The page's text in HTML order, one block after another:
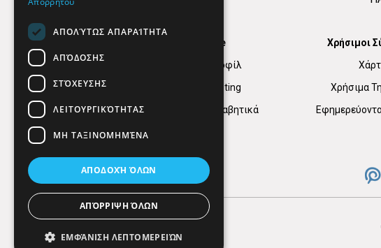
Find Here
Εταιρικό Προφίλ
Digital marketing
Κατηγορίες Αλφαβητικά
Χρήσιμοι
Χρήσιμα
ΑΠΟΛΎΤΩΣ ΑΠΑΡΑΊΤΗΤΑ
ΑΠΌΔΟΣΗΣ
ΣΤΌΧΕΥΣΗΣ
ΛΕΙΤΟΥΡΓΙΚΌΤΗΤΑΣ
ΜΗ ΤΑΞΙΝΟΜΗΜΈΝΑ
ΑΠΟΔΟΧΉ ΌΛΩΝ
ΑΠΌΡΡΙΨΗ ΌΛΩΝ
ΕΜΦΆΝΙΣΗ ΛΕΠΤΟΜΕΡΕΙΏΝ